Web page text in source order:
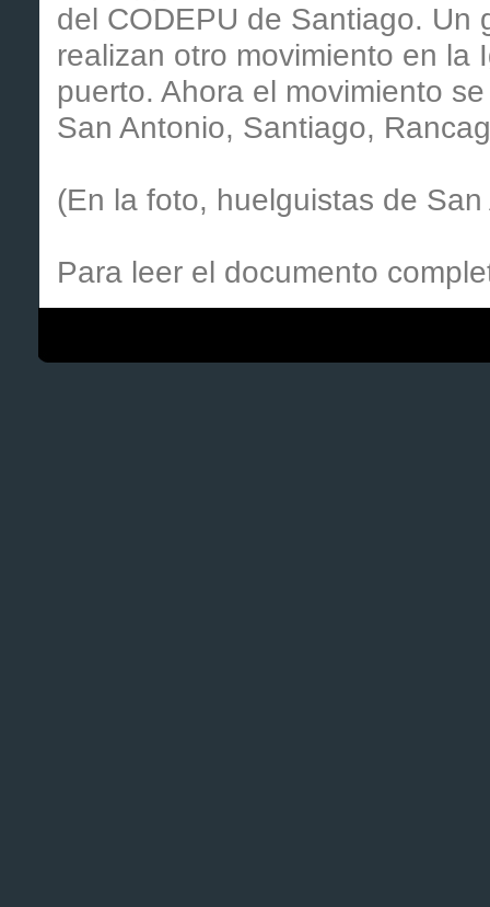
del CODEPU de Santiago. Un
realizan otro movimiento en la
puerto. Ahora el movimiento
San Antonio, Santiago,
(En la foto, huelguistas de San
Para leer el documento